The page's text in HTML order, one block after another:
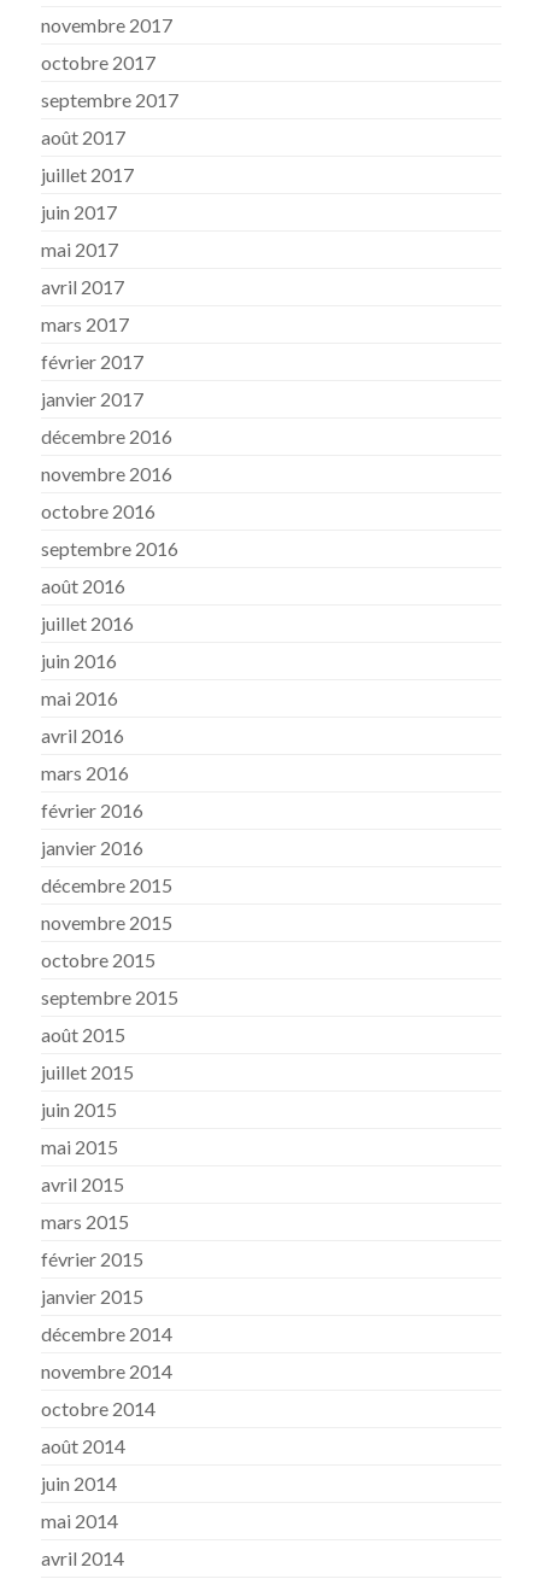
novembre 2017
octobre 2017
septembre 2017
août 2017
juillet 2017
juin 2017
mai 2017
avril 2017
mars 2017
février 2017
janvier 2017
décembre 2016
novembre 2016
octobre 2016
septembre 2016
août 2016
juillet 2016
juin 2016
mai 2016
avril 2016
mars 2016
février 2016
janvier 2016
décembre 2015
novembre 2015
octobre 2015
septembre 2015
août 2015
juillet 2015
juin 2015
mai 2015
avril 2015
mars 2015
février 2015
janvier 2015
décembre 2014
novembre 2014
octobre 2014
août 2014
juin 2014
mai 2014
avril 2014